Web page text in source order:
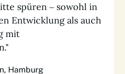
spüren – sowohl in
Entwicklung als auch
mit
Hamburg